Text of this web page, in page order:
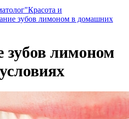
Красота и
зубов лимоном в домашних
зубов лимоном